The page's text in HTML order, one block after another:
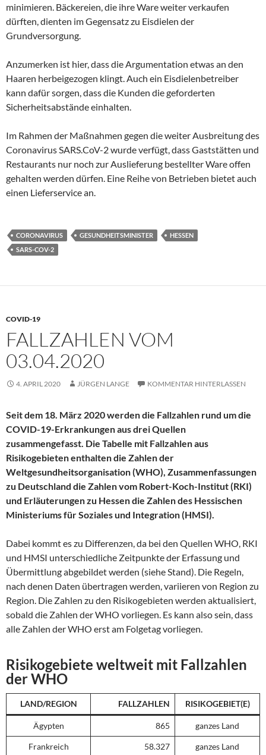
minimieren. Bäckereien, die ihre Ware weiter verkaufen
dürften, dienten im Gegensatz zu Eisdielen der
Grundversorgung.
Anzumerken ist hier, dass die Argumentation etwas an den
Haaren herbeigezogen klingt. Auch ein Eisdielenbetreiber
kann dafür sorgen, dass die Kunden die geforderten
Sicherheitsabstände einhalten.
Im Rahmen der Maßnahmen gegen die weiter Ausbreitung des
Coronavirus SARS.CoV-2 wurde verfügt, dass Gaststätten und
Restaurants nur noch zur Auslieferung bestellter Ware offen
gehalten werden dürfen. Eine Reihe von Betrieben bietet auch
einen Lieferservice an.
CORONAVIRUS GESUNDHEITSMINISTER
HESSEN
SARS-COV-2
COVID-19
FALLZAHLEN VOM
03.04.2020
4. APRIL 2020 JÜRGEN LANGE KOMMENTAR HINTERLASSEN
Seit dem 18. März 2020 werden die Fallzahlen rund um die
COVID-19-Erkrankungen aus drei Quellen
zusammengefasst. Die Tabelle mit Fallzahlen aus
Risikogebieten enthalten die Zahlen der
Weltgesundheitsorganisation (WHO), Zusammenfassungen
zu Deutschland die Zahlen vom Robert-Koch-Institut (RKI)
und Erläuterungen zu Hessen die Zahlen des Hessischen
Ministeriums für Soziales und Integration (HMSI).
Dabei kommt es zu Differenzen, da bei den Quellen WHO, RKI
und HMSI unterschiedliche Zeitpunkte der Erfassung und
Übermittlung abgebildet werden (siehe Stand). Die Regeln,
nach denen Daten übertragen werden, variieren von Region zu
Region. Die Zahlen zu den Risikogebieten werden aktualisiert,
sobald die Zahlen der WHO vorliegen. Es kann also sein, dass
alle Zahlen der WHO erst am Folgetag vorliegen.
Risikogebiete weltweit mit Fallzahlen
der WHO
LAND/REGION FALLZAHLEN RISIKOGEBIET(E)
Ägypten 865 ganzes Land
Frankreich 58.327 ganzes Land